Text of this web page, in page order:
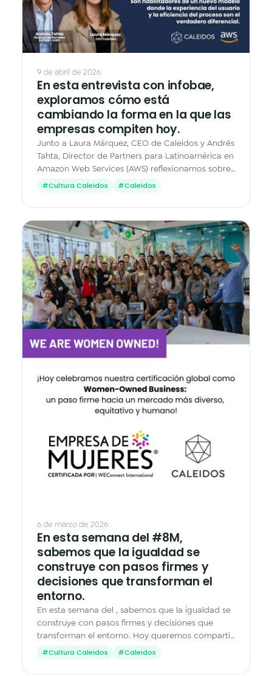
Datos & Analítica
Vision AI
Cloud Native Apps
Asistente Virtual AI - Chatbot
9 de abril de 2026
En esta entrevista con infobae,
exploramos cómo está
cambiando la forma en la que las
empresas compiten hoy.
Junto a Laura Márquez, CEO de Caleidos y Andrés
Tahta, Director de Partners para Latinoamérica en
Amazon Web Services (AWS) reflexionamos sobre
un punto cada vez más evidente en el mercado:
las…
#Cultura Caleidos #Caleidos
6 de marzo de 2026
En esta semana del #8M,
sabemos que la igualdad se
construye con pasos firmes y
decisiones que transforman el
entorno.
En esta semana del , sabemos que la igualdad se
construye con pasos firmes y decisiones que
transforman el entorno. Hoy queremos compartir
un hito que nos llena de orgullo: ¡Hemos sido
certificados…
#Cultura Caleidos #Caleidos